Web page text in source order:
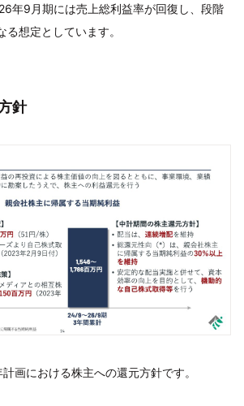
年9月期には売上総利益率が回復し、段階
想定としています。
針
画における株主への還元方針です。